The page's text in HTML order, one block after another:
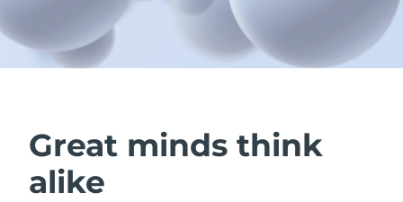
Great minds think
alike
Mina prenumerationer
issa™ Teeth Whitening Set
FAQ™ Dual LED Panel
Leveransland
Storbritannien